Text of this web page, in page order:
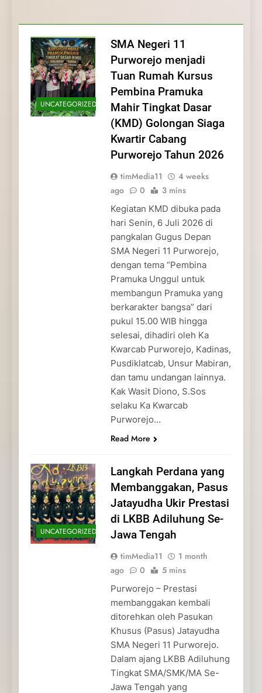
dan Pengabdian Generasi
Pramuka
Pramuka
Kepedulian
UNCATEGORIZED
SMA Negeri 11
Purworejo menjadi
Tuan Rumah Kursus
Pembina Pramuka
Mahir Tingkat Dasar
(KMD) Golongan Siaga
Kwartir Cabang
Purworejo Tahun 2026
timMedia11
4 weeks
ago
0 3 mins
Kegiatan KMD dibuka pada
hari Senin, 6 Juli 2026 di
pangkalan Gugus Depan
SMA Negeri 11 Purworejo,
dengan tema “Pembina
Pramuka Unggul untuk
membangun Pramuka yang
berkarakter bangsa” dari
pukul 15.00 WIB hingga
selesai, dihadiri oleh Ka
Kwarcab Purworejo, Kadinas,
Pusdiklatcab, Unsur Mabiran,
dan tamu undangan lainnya.
Kak Wasit Diono, S.Sos
selaku Ka Kwarcab
Purworejo…
Read More
UNCATEGORIZED
Langkah Perdana yang
Membanggakan, Pasus
Jatayudha Ukir Prestasi
di LKBB Adiluhung Se-
Jawa Tengah
timMedia11
1 month
ago
0 5 mins
Purworejo – Prestasi
membanggakan kembali
ditorehkan oleh Pasukan
Khusus (Pasus) Jatayudha
SMA Negeri 11 Purworejo.
Dalam ajang LKBB Adiluhung
Tingkat SMA/SMK/MA Se-
Jawa Tengah yang